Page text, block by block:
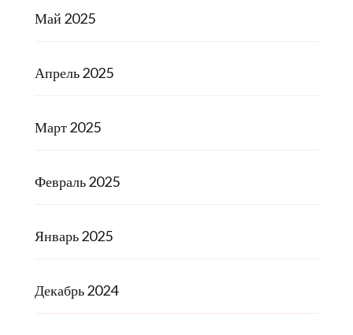
Май 2025
Апрель 2025
Март 2025
Февраль 2025
Январь 2025
Декабрь 2024